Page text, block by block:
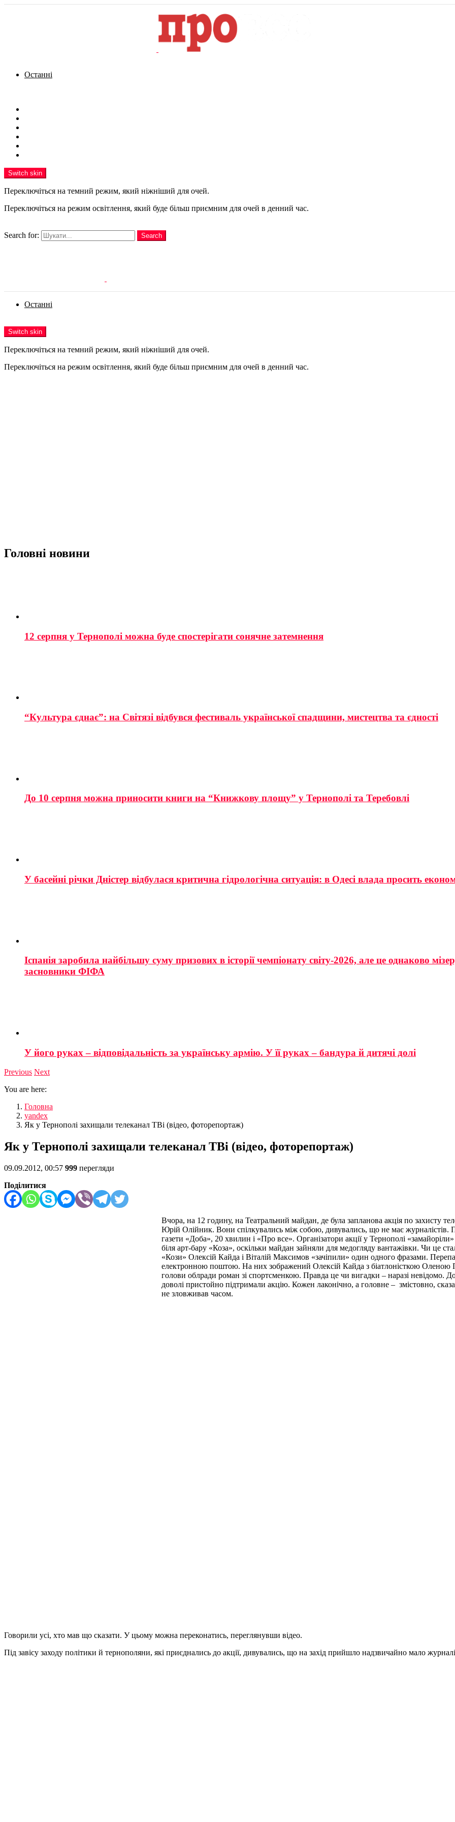
Останні
Switch skin
Переключіться на темний режим, який ніжніший для очей.
Переключіться на режим освітлення, який буде більш приємним для очей в денний час.
Search for:
Search
Останні
Switch skin
Переключіться на темний режим, який ніжніший для очей.
Переключіться на режим освітлення, який буде більш приємним для очей в денний час.
Головні новини
12 серпня у Тернополі можна буде спостерігати сонячне затемнення
“Культура єднає”: на Світязі відбувся фестиваль української спадщини, мистецтва та єдності
До 10 серпня можна приносити книги на “Книжкову площу” у Тернополі та Теребовлі
У басейні річки Дністер відбулася критична гідрологічна ситуація: в Одесі влада просить
Іспанія заробила найбільшу суму призових в історії чемпіонату світу-2026, але це однаково
засновники ФІФА
У його руках – відповідальність за українську армію. У її руках – бандура й дитячі долі
Previous Next
You are here:
Головна
yandex
Як у Тернополі захищали телеканал ТВі (відео, фоторепортаж)
Як у Тернополі захищали телеканал ТВі (відео, фоторепортаж)
09.09.2012, 00:57 999 перегляди
Поділитися
Вчора, на 12 годину, на Театральний майдан, де була запланова акція по захисту
Юрій Олійник. Вони спілкувались між собою, дивувались, що не має журналістів.
газети «Доба», 20 хвилин і «Про все». Організатори акції у Тернополі
біля арт-бару «Коза», оскільки майдан зайняли для медогляду вантажівки. Чи це
«Кози» Олексій Кайда і Віталій Максимов «зачіпили» один одного фразами.
електронною поштою. На них зображений Олексій Кайда з біатлоністкою
голови облради роман зі спортсменкою. Правда це чи вигадки – наразі невідомо.
доволі пристойно підтримали акцію. Кожен лаконічно, а головне – змістовно,
не зловживав часом.
Говорили усі, хто мав що сказати. У цьому можна переконатись, переглянувши відео.
Під завісу заходу політики й тернополяни, які приєднались до акції, дивувались, що на захід прийшло надзвичайно мало